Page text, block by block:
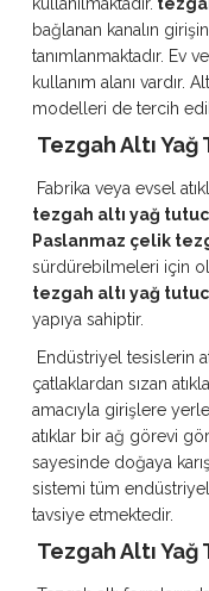
kullanılmaktadır.
bağlanan kanalın
tanımlanmaktadır. Ev
kullanım alanı vardır.
modelleri de tercih
Tezgah Altı Yağ
Fabrika veya evsel
tezgah altı yağ
Paslanmaz çelik
sürdürebilmeleri için
tezgah altı yağ
yapıya sahiptir.
Endüstriyel tesislerin
çatlaklardan sızan
amacıyla girişlere
atıklar bir ağ görevi
sayesinde doğaya
sistemi tüm
tavsiye etmektedir.
Tezgah Altı